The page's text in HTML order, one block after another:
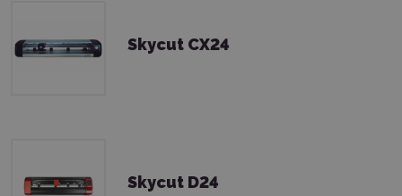
Skycut CX24
Skycut D24